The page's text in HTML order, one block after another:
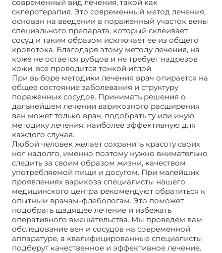
современный вид лечения, такой как
склеротерапия. Это современный метод лечения,
основан на введении в пораженный участок вены
специального препарата, который склеивает
сосуд и таким образом исключает ее из общего
кровотока. Благодаря этому методу лечения, на
коже не остается рубцов и не требует надрезов
кожи, всё проводится тонкой иглой.
При выборе методики лечения врач опирается на
общее состояние заболевания и структуру
пораженных сосудов. Принимать решения о
дальнейшем лечении варикозного расширения
вен может только врач, подобрать ту или иную
методику лечения, наиболее эффективную для
каждого случая.
Любой человек желает сохранить красоту своих
ног надолго, именно поэтому нужно внимательно
следить за своим образом жизни, качеством
употребляемой пищи и досугом. При малейших
проявлениях варикоза специалисты нашего
медицинского центра рекомендуют обратиться к
опытным врачам-флебологам. Это поможет
подобрать щадящее лечение и избежать
оперативного вмешательства. Мы проведем вам
обследование вен и сосудов на современной
аппаратуре, а квалифицированные специалисты
подберут качественное и эффективное лечение.